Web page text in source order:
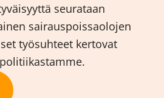
seurataan
sairauspoissaolojen
työsuhteet kertovat